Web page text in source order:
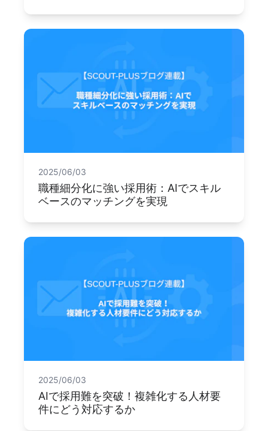
2025/06/03
職種細分化に強い採用術：AIでスキル
ベースのマッチングを実現
2025/06/03
AIで採用難を突破！複雑化する人材要
件にどう対応するか